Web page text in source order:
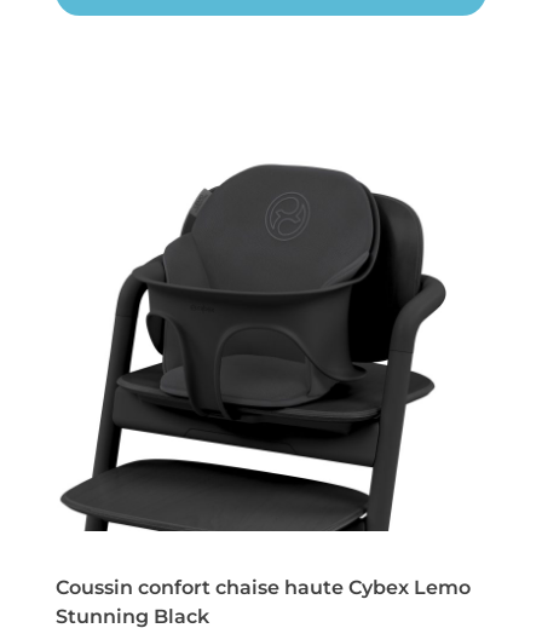
Coussin confort chaise haute Cybex Lemo
Stunning Black